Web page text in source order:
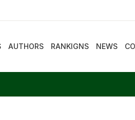
AUTHORS RANKIGNS NEWS